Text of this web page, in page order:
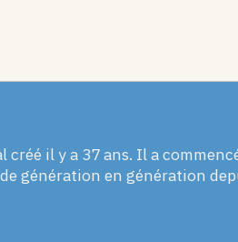
il y a 37 ans. Il a
génération en génération